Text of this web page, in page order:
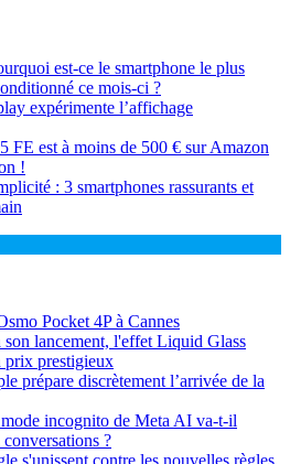
est-ce le smartphone le plus
ce mois-ci ?
expérimente l’affichage
FE est à moins de 500 € sur Amazon
!
: 3 smartphones rassurants et
Pocket 4P à Cannes
son lancement, l'effet Liquid Glass
prix prestigieux
prépare discrètement l’arrivée de la
incognito de Meta AI va-t-il
?
s'unissent contre les nouvelles règles